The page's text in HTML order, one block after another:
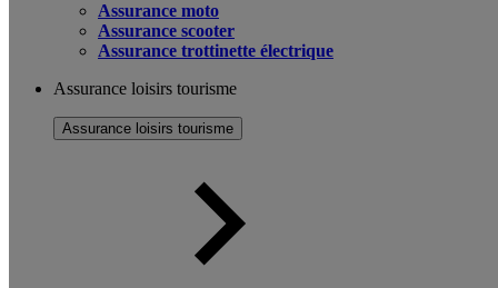
Assurance moto
Assurance scooter
Assurance trottinette électrique
Assurance loisirs tourisme
Assurance loisirs tourisme